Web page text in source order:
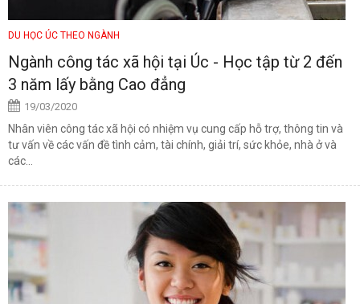
DU HỌC ÚC THEO NGÀNH
Ngành công tác xã hội tại Úc - Học tập từ 2 đến
3 năm lấy bằng Cao đẳng
19/03/2020
Nhân viên công tác xã hội có nhiệm vụ cung cấp hỗ trợ, thông tin và
tư vấn về các vấn đề tình cảm, tài chính, giải trí, sức khỏe, nhà ở và
các...